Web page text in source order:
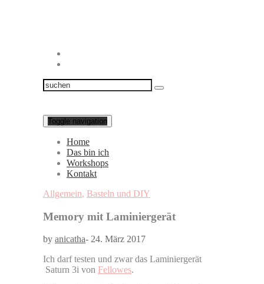
Toggle navigation
Home
Das bin ich
Workshops
Kontakt
Allgemein, Basteln und DIY
Memory mit Laminiergerät
by anicatha- 24. März 2017
Ich darf testen und zwar das Laminiergerät
Saturn 3i von Fellowes.